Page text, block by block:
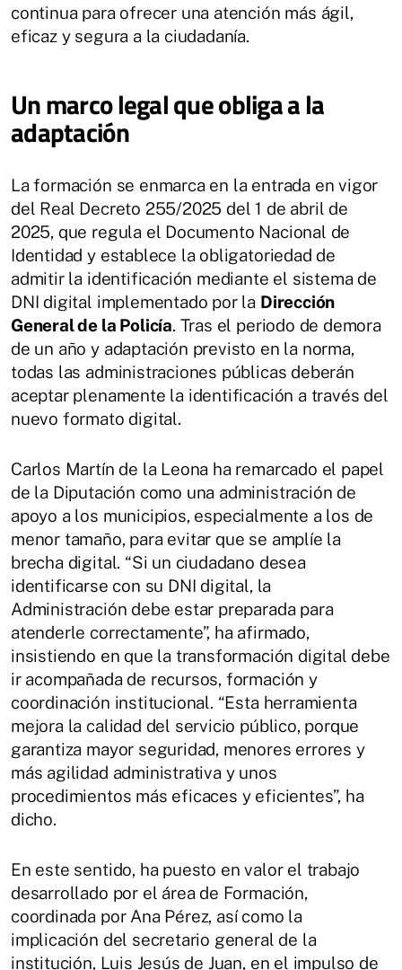
continua para ofrecer una atención más ágil,
eficaz y segura a la ciudadanía.
Un marco legal que obliga a la
adaptación
La formación se enmarca en la entrada en vigor
del Real Decreto 255/2025 del 1 de abril de
2025, que regula el Documento Nacional de
Identidad y establece la obligatoriedad de
admitir la identificación mediante el sistema de
DNI digital implementado por la Dirección
General de la Policía. Tras el periodo de demora
de un año y adaptación previsto en la norma,
todas las administraciones públicas deberán
aceptar plenamente la identificación a través del
nuevo formato digital.
Carlos Martín de la Leona ha remarcado el papel
de la Diputación como una administración de
apoyo a los municipios, especialmente a los de
menor tamaño, para evitar que se amplíe la
brecha digital. “Si un ciudadano desea
identificarse con su DNI digital, la
Administración debe estar preparada para
atenderle correctamente”, ha afirmado,
insistiendo en que la transformación digital debe
ir acompañada de recursos, formación y
coordinación institucional. “Esta herramienta
mejora la calidad del servicio público, porque
garantiza mayor seguridad, menores errores y
más agilidad administrativa y unos
procedimientos más eficaces y eficientes”, ha
dicho.
En este sentido, ha puesto en valor el trabajo
desarrollado por el área de Formación,
coordinada por Ana Pérez, así como la
implicación del secretario general de la
institución, Luis Jesús de Juan, en el impulso de